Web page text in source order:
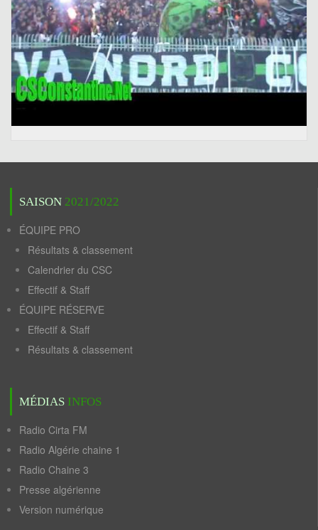
SAISON 2021/2022
ÉQUIPE PRO
Résultats & classement
Calendrier du CSC
Effectif & Staff
ÉQUIPE RÉSERVE
Effectif & Staff
Résultats & classement
MÉDIAS INFOS
Radio Cirta FM
Radio Algérie chaine 1
Radio Chaine 3
Presse algérienne
Version numérique